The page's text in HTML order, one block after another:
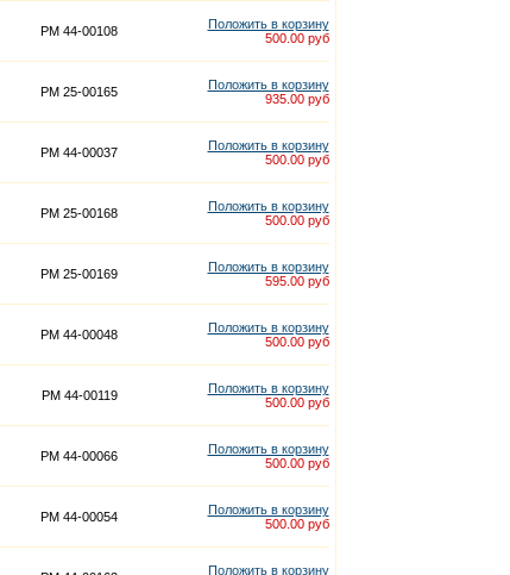
PM 44-00108
Положить в корзину
500.00 руб
PM 25-00165
Положить в корзину
935.00 руб
PM 44-00037
Положить в корзину
500.00 руб
PM 25-00168
Положить в корзину
500.00 руб
PM 25-00169
Положить в корзину
595.00 руб
PM 44-00048
Положить в корзину
500.00 руб
PM 44-00119
Положить в корзину
500.00 руб
PM 44-00066
Положить в корзину
500.00 руб
PM 44-00054
Положить в корзину
500.00 руб
Положить в корзину